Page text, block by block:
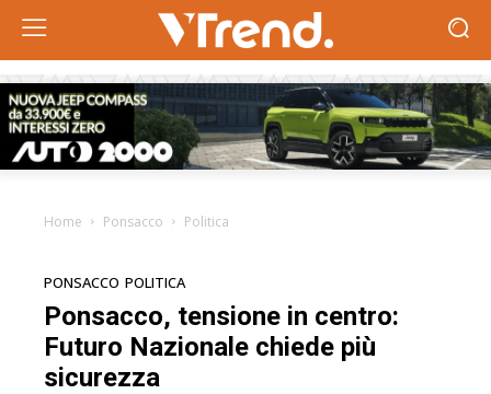
Home Ponsacco Politica
PONSACCO POLITICA
Ponsacco, tensione in centro:
Futuro Nazionale chiede più
sicurezza